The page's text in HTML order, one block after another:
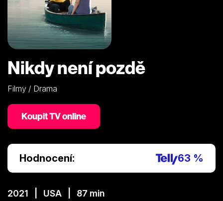
Nikdy není pozdě
Filmy / Drama
Koupit TV online
Hodnocení: 63 %
2021 | USA | 87 min